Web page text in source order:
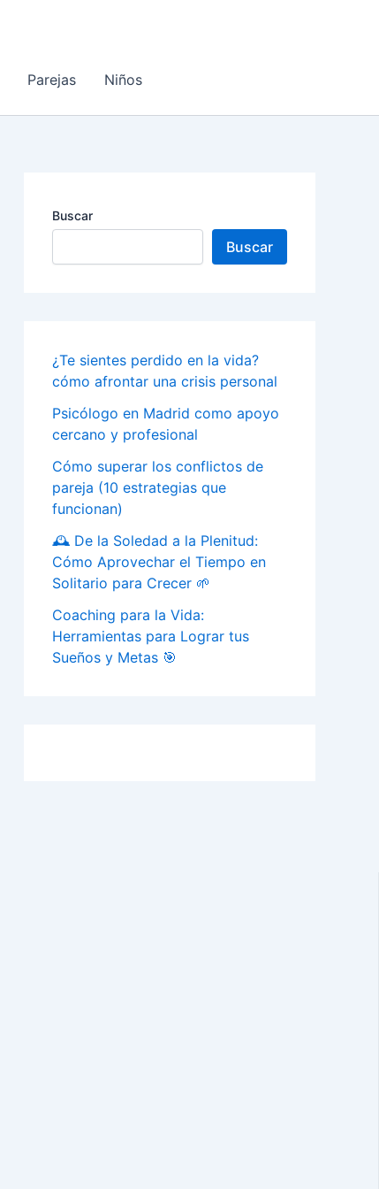
Parejas Niños
Buscar
Buscar
¿Te sientes perdido en la vida?
cómo afrontar una crisis personal
Psicólogo en Madrid como apoyo
cercano y profesional
Cómo superar los conflictos de
pareja (10 estrategias que
funcionan)
🕰️ De la Soledad a la Plenitud:
Cómo Aprovechar el Tiempo en
Solitario para Crecer 🌱
Coaching para la Vida:
Herramientas para Lograr tus
Sueños y Metas 🎯